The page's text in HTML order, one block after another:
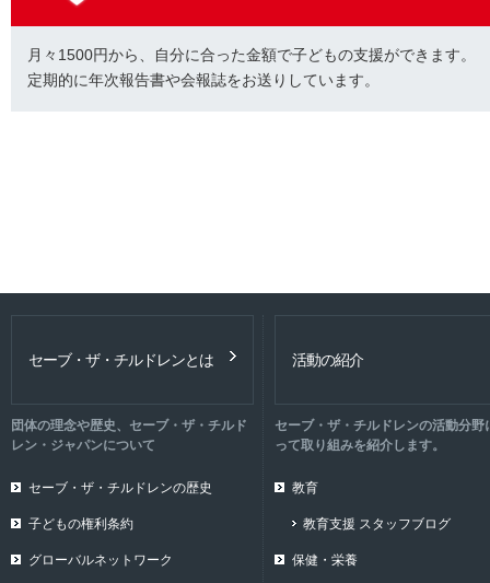
月々1500円から、自分に合った金額で子どもの支援ができます。
定期的に年次報告書や会報誌をお送りしています。
セーブ・ザ・チルドレンとは
団体の理念や歴史、セーブ・ザ・チルド
レン・ジャパンについて
セーブ・ザ・チルドレンの歴史
子どもの権利条約
グローバルネットワーク
活動の紹介
セーブ・ザ・チルドレンの活動分野
って取り組みを紹介します。
教育
教育支援 スタッフブログ
保健・栄養